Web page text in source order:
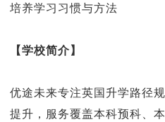
培养学习习惯与方法
【学校简介】
优途未来专注英国升学路径
提升，服务覆盖本科预科、